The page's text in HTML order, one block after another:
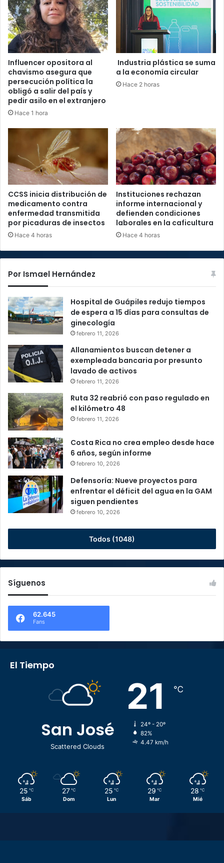
Influencer opositora al
chavismo asegura que
persecución política la
obligó a salir del país y
pedir asilo en el extranjero
Hace 1 hora
Industria plástica se suma
a la economía circular
Hace 2 horas
CCSS inicia distribución de
medicamento contra
enfermedad transmitida
por picaduras de insectos
Hace 4 horas
Instituciones rechazan
informe internacional y
defienden condiciones
laborales en la caficultura
Hace 4 horas
Por Ismael Hernández
Hospital de Guápiles redujo tiempos
de espera a 15 días para consultas de
ginecología
febrero 11, 2026
Allanamientos buscan detener a
exempleada bancaria por presunto
lavado de activos
febrero 11, 2026
Ruta 32 reabrió con paso regulado en
el kilómetro 48
febrero 11, 2026
Costa Rica no crea empleo desde hace
6 años, según informe
febrero 10, 2026
Defensoría: Nueve proyectos para
enfrentar el déficit del agua en la GAM
siguen pendientes
febrero 10, 2026
Todos (1048)
Síguenos
62.645
Fans
El Tiempo
San José
Scattered Clouds
21 ℃
24º - 20º
82%
4.47 km/h
25 ℃
Sáb
27 ℃
Dom
25 ℃
Lun
29 ℃
Mar
28 ℃
Mié